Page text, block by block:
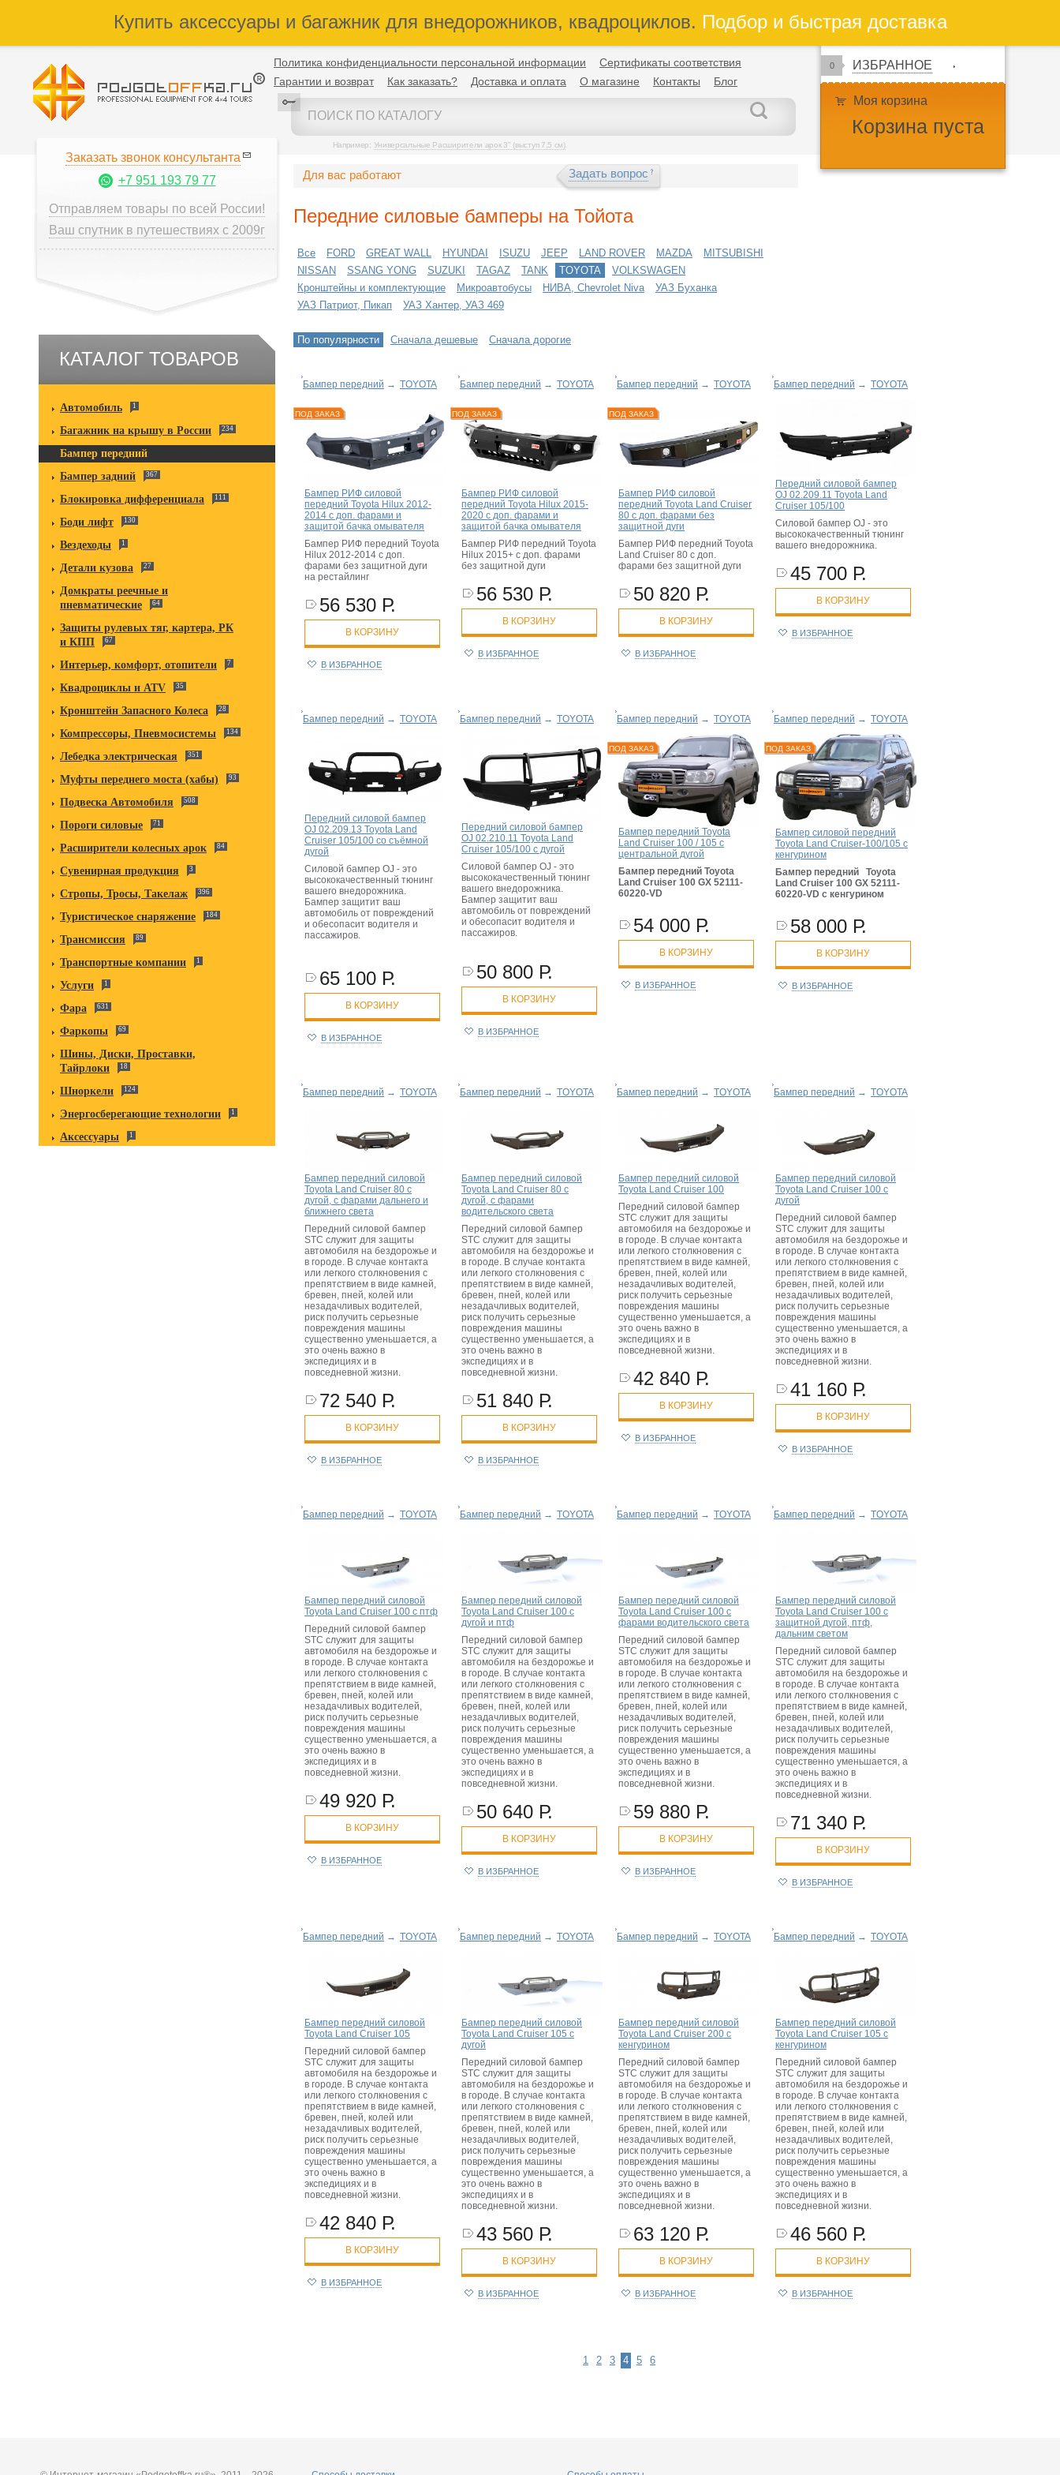
Купить аксессуары и багажник для внедорожников, квадроциклов.Подбор и быстрая доставка
Политика конфиденциальности персональной информации
Сертификаты соответствия
Гарантии и возврат
Как заказать? Доставка и оплата О магазине Контакты Блог
Например: Универсальные Расширители арок 3" (выступ 7,5 см)
0 ИЗБРАННОЕ
Моя корзина
Корзина пуста
Заказать звонок консультанта
+7 951 193 79 77
Отправляем товары по всей России!
Ваш спутник в путешествиях с 2009г
КАТАЛОГ ТОВАРОВ
Автомобиль 1
Багажник на крышу в России 234
Бампер передний
Бампер задний
367
Блокировка дифференциала 111
Боди лифт 130
Вездеходы 1
Детали кузова 27
Домкраты реечные и
пневматические
64
Защиты рулевых тяг, картера, РК
и КПП
67
Интерьер, комфорт, отопители 7
Квадроциклы и ATV 35
Кронштейн Запасного Колеса 28
Компрессоры, Пневмосистемы 134
Лебедка электрическая 351
Муфты переднего моста (хабы) 93
Подвеска Автомобиля 508
Пороги силовые 71
Расширители колесных арок 84
Сувенирная продукция 3
Стропы, Тросы, Такелаж 396
Туристическое снаряжение 184
Трансмиссия 89
Транспортные компании 1
Услуги 1
Фара 631
Фаркопы 69
Шины, Диски, Проставки,
Тайрлоки
18
Шноркели 124
Энергосберегающие технологии 1
Аксессуары 1
Для вас работают Задать вопрос
Передние силовые бамперы на Тойота
Все FORD GREAT WALL HYUNDAI ISUZU JEEP LAND ROVER MAZDA
MITSUBISHI
NISSAN
SSANG YONG SUZUKI TAGAZ TANK TOYOTA
VOLKSWAGEN
Кронштейны и комплектующие
Микроавтобусы НИВА, Chevrolet Niva
УАЗ Буханка
УАЗ Патриот, Пикап
УАЗ Хантер, УАЗ 469
По популярности Сначала дешевые Сначала дорогие
Бампер передний → TOYOTA
ПОД ЗАКАЗ
Бампер РИФ силовой
передний Toyota Hilux 2012-
2014 с доп. фарами и
защитой бачка омывателя
Бампер РИФ передний Toyota
Hilux 2012-2014 с доп.
фарами без защитной дуги
на рестайлинг
56 530 Р.
В КОРЗИНУ
В ИЗБРАННОЕ
Бампер передний → TOYOTA
ПОД ЗАКАЗ
Бампер РИФ силовой
передний Toyota Hilux 2015-
2020 с доп. фарами и
защитой бачка омывателя
Бампер РИФ передний Toyota
Hilux 2015+ с доп. фарами
без защитной дуги
56 530 Р.
В КОРЗИНУ
В ИЗБРАННОЕ
Бампер передний → TOYOTA
ПОД ЗАКАЗ
Бампер РИФ силовой
передний Toyota Land Cruiser
80 с доп. фарами без
защитной дуги
Бампер РИФ передний Toyota
Land Cruiser 80 с доп.
фарами без защитной дуги
50 820 Р.
В КОРЗИНУ
В ИЗБРАННОЕ
Бампер передний → TOYOTA
Передний силовой бампер
OJ 02.209.11 Toyota Land
Cruiser 105/100
Силовой бампер OJ - это
высококачественный тюнинг
вашего внедорожника.
45 700 Р.
В КОРЗИНУ
В ИЗБРАННОЕ
Бампер передний → TOYOTA
Передний силовой бампер
OJ 02.209.13 Toyota Land
Cruiser 105/100 со съёмной
дугой
Силовой бампер OJ - это
высококачественный тюнинг
вашего внедорожника.
Бампер защитит ваш
автомобиль от повреждений
и обесопасит водителя и
пассажиров.
65 100 Р.
В КОРЗИНУ
В ИЗБРАННОЕ
Бампер передний → TOYOTA
Передний силовой бампер
OJ 02.210.11 Toyota Land
Cruiser 105/100 с дугой
Силовой бампер OJ - это
высококачественный тюнинг
вашего внедорожника.
Бампер защитит ваш
автомобиль от повреждений
и обесопасит водителя и
пассажиров.
50 800 Р.
В КОРЗИНУ
В ИЗБРАННОЕ
Бампер передний → TOYOTA
ПОД ЗАКАЗ
Бампер передний Toyota
Land Cruiser 100 / 105 с
центральной дугой
Бампер передний Toyota
Land Cruiser 100 GX 52111-
60220-VD
54 000 Р.
В КОРЗИНУ
В ИЗБРАННОЕ
Бампер передний → TOYOTA
ПОД ЗАКАЗ
Бампер силовой передний
Toyota Land Cruiser-100/105 с
кенгурином
Бампер передний Toyota
Land Cruiser 100 GX 52111-
60220-VD с кенгурином
58 000 Р.
В КОРЗИНУ
В ИЗБРАННОЕ
Бампер передний → TOYOTA
Бампер передний силовой
Toyota Land Cruiser 80 с
дугой, с фарами дальнего и
ближнего света
Передний силовой бампер
STC служит для защиты
автомобиля на бездорожье и
в городе. В случае контакта
или легкого столкновения с
препятствием в виде камней,
бревен, пней, колей или
незадачливых водителей,
риск получить серьезные
повреждения машины
существенно уменьшается, а
это очень важно в
экспедициях и в
повседневной жизни.
72 540 Р.
В КОРЗИНУ
В ИЗБРАННОЕ
Бампер передний → TOYOTA
Бампер передний силовой
Toyota Land Cruiser 80 с
дугой, с фарами
водительского света
Передний силовой бампер
STC служит для защиты
автомобиля на бездорожье и
в городе. В случае контакта
или легкого столкновения с
препятствием в виде камней,
бревен, пней, колей или
незадачливых водителей,
риск получить серьезные
повреждения машины
существенно уменьшается, а
это очень важно в
экспедициях и в
повседневной жизни.
51 840 Р.
В КОРЗИНУ
В ИЗБРАННОЕ
Бампер передний → TOYOTA
Бампер передний силовой
Toyota Land Cruiser 100
Передний силовой бампер
STC служит для защиты
автомобиля на бездорожье и
в городе. В случае контакта
или легкого столкновения с
препятствием в виде камней,
бревен, пней, колей или
незадачливых водителей,
риск получить серьезные
повреждения машины
существенно уменьшается, а
это очень важно в
экспедициях и в
повседневной жизни.
42 840 Р.
В КОРЗИНУ
В ИЗБРАННОЕ
Бампер передний → TOYOTA
Бампер передний силовой
Toyota Land Cruiser 100 с
дугой
Передний силовой бампер
STC служит для защиты
автомобиля на бездорожье и
в городе. В случае контакта
или легкого столкновения с
препятствием в виде камней,
бревен, пней, колей или
незадачливых водителей,
риск получить серьезные
повреждения машины
существенно уменьшается, а
это очень важно в
экспедициях и в
повседневной жизни.
41 160 Р.
В КОРЗИНУ
В ИЗБРАННОЕ
Бампер передний → TOYOTA
Бампер передний силовой
Toyota Land Cruiser 100 с птф
Передний силовой бампер
STC служит для защиты
автомобиля на бездорожье и
в городе. В случае контакта
или легкого столкновения с
препятствием в виде камней,
бревен, пней, колей или
незадачливых водителей,
риск получить серьезные
повреждения машины
существенно уменьшается, а
это очень важно в
экспедициях и в
повседневной жизни.
49 920 Р.
В КОРЗИНУ
В ИЗБРАННОЕ
Бампер передний → TOYOTA
Бампер передний силовой
Toyota Land Cruiser 100 с
дугой и птф
Передний силовой бампер
STC служит для защиты
автомобиля на бездорожье и
в городе. В случае контакта
или легкого столкновения с
препятствием в виде камней,
бревен, пней, колей или
незадачливых водителей,
риск получить серьезные
повреждения машины
существенно уменьшается, а
это очень важно в
экспедициях и в
повседневной жизни.
50 640 Р.
В КОРЗИНУ
В ИЗБРАННОЕ
Бампер передний → TOYOTA
Бампер передний силовой
Toyota Land Cruiser 100 с
фарами водительского света
Передний силовой бампер
STC служит для защиты
автомобиля на бездорожье и
в городе. В случае контакта
или легкого столкновения с
препятствием в виде камней,
бревен, пней, колей или
незадачливых водителей,
риск получить серьезные
повреждения машины
существенно уменьшается, а
это очень важно в
экспедициях и в
повседневной жизни.
59 880 Р.
В КОРЗИНУ
В ИЗБРАННОЕ
Бампер передний → TOYOTA
Бампер передний силовой
Toyota Land Cruiser 100 с
защитной дугой, птф,
дальним светом
Передний силовой бампер
STC служит для защиты
автомобиля на бездорожье и
в городе. В случае контакта
или легкого столкновения с
препятствием в виде камней,
бревен, пней, колей или
незадачливых водителей,
риск получить серьезные
повреждения машины
существенно уменьшается, а
это очень важно в
экспедициях и в
повседневной жизни.
71 340 Р.
В КОРЗИНУ
В ИЗБРАННОЕ
Бампер передний → TOYOTA
Бампер передний силовой
Toyota Land Cruiser 105
Передний силовой бампер
STC служит для защиты
автомобиля на бездорожье и
в городе. В случае контакта
или легкого столкновения с
препятствием в виде камней,
бревен, пней, колей или
незадачливых водителей,
риск получить серьезные
повреждения машины
существенно уменьшается, а
это очень важно в
экспедициях и в
повседневной жизни.
42 840 Р.
В КОРЗИНУ
В ИЗБРАННОЕ
Бампер передний → TOYOTA
Бампер передний силовой
Toyota Land Cruiser 105 с
дугой
Передний силовой бампер
STC служит для защиты
автомобиля на бездорожье и
в городе. В случае контакта
или легкого столкновения с
препятствием в виде камней,
бревен, пней, колей или
незадачливых водителей,
риск получить серьезные
повреждения машины
существенно уменьшается, а
это очень важно в
экспедициях и в
повседневной жизни.
43 560 Р.
В КОРЗИНУ
В ИЗБРАННОЕ
Бампер передний → TOYOTA
Бампер передний силовой
Toyota Land Cruiser 200 с
кенгурином
Передний силовой бампер
STC служит для защиты
автомобиля на бездорожье и
в городе. В случае контакта
или легкого столкновения с
препятствием в виде камней,
бревен, пней, колей или
незадачливых водителей,
риск получить серьезные
повреждения машины
существенно уменьшается, а
это очень важно в
экспедициях и в
повседневной жизни.
63 120 Р.
В КОРЗИНУ
В ИЗБРАННОЕ
Бампер передний → TOYOTA
Бампер передний силовой
Toyota Land Cruiser 105 с
кенгурином
Передний силовой бампер
STC служит для защиты
автомобиля на бездорожье и
в городе. В случае контакта
или легкого столкновения с
препятствием в виде камней,
бревен, пней, колей или
незадачливых водителей,
риск получить серьезные
повреждения машины
существенно уменьшается, а
это очень важно в
экспедициях и в
повседневной жизни.
46 560 Р.
В КОРЗИНУ
В ИЗБРАННОЕ
1 2 3 4 5 6